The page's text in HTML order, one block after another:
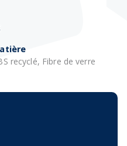
recyclé, Fibre de verre